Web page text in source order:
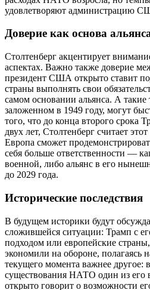
удовлетворяют администрацию
Доверие как основа
Столтенберг акцентирует
аспектах. Важно также доверие
президент США открыто ставит
страны выполнять свои
самом основании альянса. А
заложенном в 1949 году, могут
того, что до конца второго срока
двух лет, Столтенберг считает
Европа сможет
себя больше ответственности —
военной, либо альянс в его
до 2029 года.
Исторические последствия
В будущем историки будут
сложившейся ситуации: Трамп с
подходом или европейские
экономили на обороне,
текущего момента важнее другое:
существования НАТО один из его
открыто говорит о возможности